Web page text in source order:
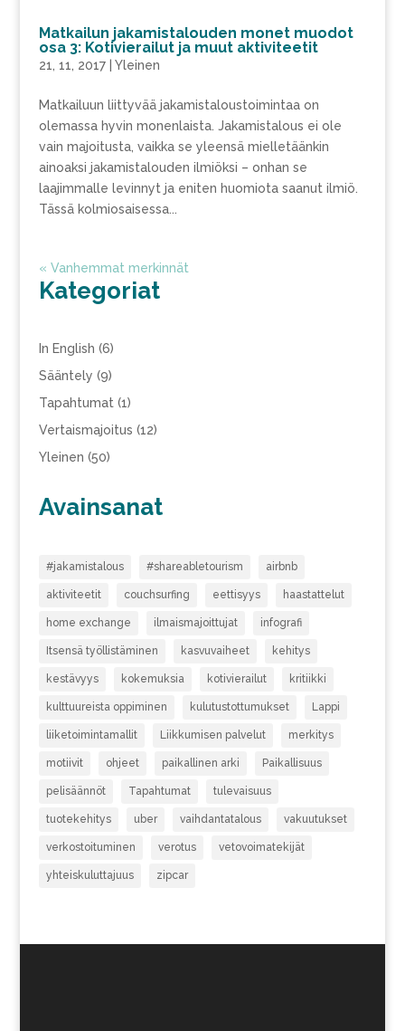
Matkailun jakamistalouden monet muodot
osa 3: Kotivierailut ja muut aktiviteetit
21, 11, 2017| Yleinen
Matkailuun liittyvää jakamistaloustoimintaa on
olemassa hyvin monenlaista. Jakamistalous ei ole
vain majoitusta, vaikka se yleensä mielletäänkin
ainoaksi jakamistalouden ilmiöksi – onhan se
laajimmalle levinnyt ja eniten huomiota saanut ilmiö.
Tässä kolmiosaisessa...
« Vanhemmat merkinnät
Kategoriat
In English (6)
Sääntely (9)
Tapahtumat (1)
Vertaismajoitus (12)
Yleinen (50)
Avainsanat
#jakamistalous #shareabletourism airbnb
aktiviteetit couchsurfing eettisyys haastattelut
home exchange ilmaismajoittujat infografi
Itsensä työllistäminen kasvuvaiheet kehitys
kestävyys kokemuksia kotivierailut kritiikki
kulttuureista oppiminen kulutustottumukset Lappi
liiketoimintamallit Liikkumisen palvelut merkitys
motiivit ohjeet paikallinen arki Paikallisuus
pelisäännöt Tapahtumat tulevaisuus
tuotekehitys uber vaihdantatalous vakuutukset
verkostoituminen verotus vetovoimatekijät
yhteiskuluttajuus zipcar